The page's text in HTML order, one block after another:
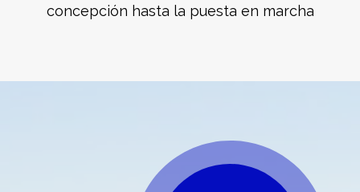
concepción hasta la puesta en marcha